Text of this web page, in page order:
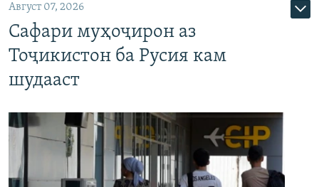
Август 07, 2026
Сафари муҳоҷирон аз
Тоҷикистон ба Русия кам
шудааст